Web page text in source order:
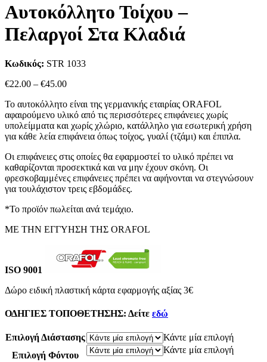
Αυτοκόλλητο Τοίχου –
Πελαργοί Στα Κλαδιά
Κωδικός: STR 1033
€22.00 – €45.00Price
€22.00
through
€45.00
Το αυτοκόλλητο είναι της γερμανικής εταιρίας ORAFOL
αφαιρούμενο υλικό από τις περισσότερες επιφάνειες χωρίς
υπολείμματα και χωρίς χλώριο, κατάλληλο για εσωτερική χρήση
για κάθε λεία επιφάνεια όπως τοίχος, γυαλί (τζάμι) και έπιπλα.
Οι επιφάνειες στις οποίες θα εφαρμοστεί το υλικό πρέπει να
καθαρίζονται προσεκτικά και να μην έχουν σκόνη. Οι
φρεσκοβαμμένες επιφάνειες πρέπει να αφήνονται να στεγνώσουν
για τουλάχιστον τρεις εβδομάδες.
*Το προϊόν πωλείται ανά τεμάχιο.
ΜΕ ΤΗΝ ΕΓΓΥΗΣΗ ΤΗΣ ORAFOL
ISO 9001
Δώρο ειδική πλαστική κάρτα εφαρμογής αξίας 3€
ΟΔΗΓΙΕΣ ΤΟΠΟΘΕΤΗΣΗΣ: Δείτε εδώ
Επιλογή Διάστασης
Κάντε μία επιλογή
Επιλογή Φόντου
Κάντε μία επιλογή